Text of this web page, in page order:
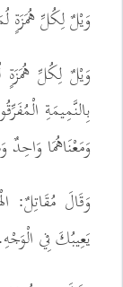
وَيْلٌ لِكُلِّ هُمَزَةٍ
وَيْلٌ لِكُلِّ هُمَزَةٍ
بِالنَّمِيمَةِ
وَمَعْنَاهُمَا
وَقَالَ مُقَاتِلٌ:
يَعِيبُكَ فِي